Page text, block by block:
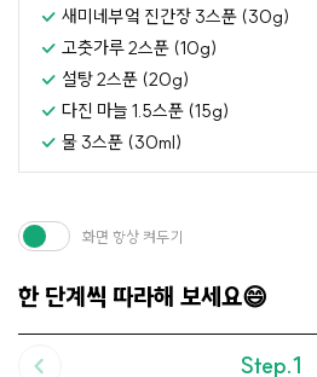
새미네부엌 진간장 3스푼 (30g)
고춧가루 2스푼 (10g)
설탕 2스푼 (20g)
다진 마늘 1.5스푼 (15g)
물 3스푼 (30ml)
한 단계씩 따라해 보세요😄
화면 항상 켜두기
Step.1